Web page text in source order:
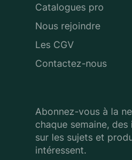
Catalogues pro
Nous rejoindre
Les CGV
Contactez-nous
Abonnez-vous à la
chaque semaine, des
sur les sujets et
intéressent.